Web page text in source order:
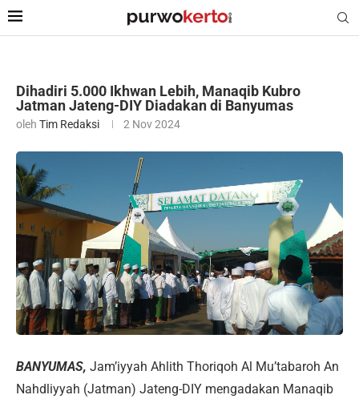
Dihadiri 5.000 Ikhwan Lebih, Manaqib Kubro
Jatman Jateng-DIY Diadakan di Banyumas
oleh Tim Redaksi 2 Nov 2024
BANYUMAS, Jam’iyyah Ahlith Thoriqoh Al Mu’tabaroh An
Nahdliyyah (Jatman) Jateng-DIY mengadakan Manaqib